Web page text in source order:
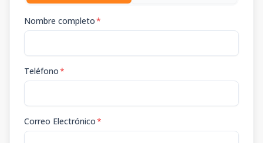
Nombre completo*
Teléfono*
Correo Electrónico*